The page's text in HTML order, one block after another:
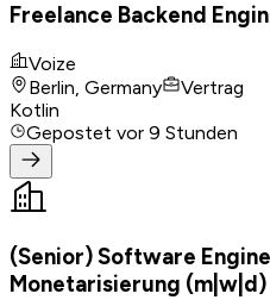
Freelance Backend
Voize
Berlin, Germany
Vertrag
Kotlin
Gepostet vor 9 Stunden
(Senior) Software
Monetarisierung (m|w|d)